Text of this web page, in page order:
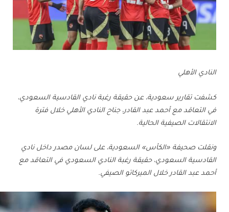
النادي الأهلي
كشفت تقارير سعودية، عن حقيقة رغبة نادي القادسية السعودي،
في التعاقد مع أحمد عبد القادر، جناح النادي الأهلي خلال فترة
الانتقالات الصيفية الحالية.
ونقلت صحيفة «الكأس» السعودية، على لسان مصدر داخل نادي
القادسية السعودي، حقيقة رغبة النادي السعودي في التعاقد مع
أحمد عبد القادر خلال الميركاتو الصيفي.